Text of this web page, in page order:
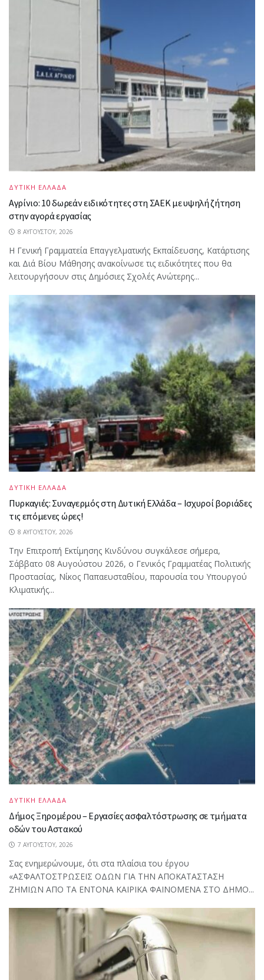
ΔΥΤΙΚΗ ΕΛΛΑΔΑ
Αγρίνιο: 10 δωρεάν ειδικότητες στη ΣΑΕΚ με υψηλή ζήτηση
στην αγορά εργασίας
8 ΑΥΓΟΎΣΤΟΥ, 2026
Η Γενική Γραμματεία Επαγγελματικής Εκπαίδευσης, Κατάρτισης
και Διά Βίου Μάθησης ανακοίνωσε τις ειδικότητες που θα
λειτουργήσουν στις Δημόσιες Σχολές Ανώτερης...
ΔΥΤΙΚΗ ΕΛΛΑΔΑ
Πυρκαγιές: Συναγερμός στη Δυτική Ελλάδα – Ισχυροί βοριάδες
τις επόμενες ώρες!
8 ΑΥΓΟΎΣΤΟΥ, 2026
Την Επιτροπή Εκτίμησης Κινδύνου συγκάλεσε σήμερα,
Σάββατο 08 Αυγούστου 2026, ο Γενικός Γραμματέας Πολιτικής
Προστασίας, Νίκος Παπαευσταθίου, παρουσία του Υπουργού
Κλιματικής...
ΔΥΤΙΚΗ ΕΛΛΑΔΑ
Δήμος Ξηρομέρου – Εργασίες ασφαλτόστρωσης σε τμήματα
οδών του Αστακού
7 ΑΥΓΟΎΣΤΟΥ, 2026
Σας ενημερώνουμε, ότι στα πλαίσια του έργου
«ΑΣΦΑΛΤΟΣΤΡΩΣΕΙΣ ΟΔΩΝ ΓΙΑ ΤΗΝ ΑΠΟΚΑΤΑΣΤΑΣΗ
ΖΗΜΙΩΝ ΑΠΟ ΤΑ ΕΝΤΟΝΑ ΚΑΙΡΙΚΑ ΦΑΙΝΟΜΕΝΑ ΣΤΟ ΔΗΜΟ...